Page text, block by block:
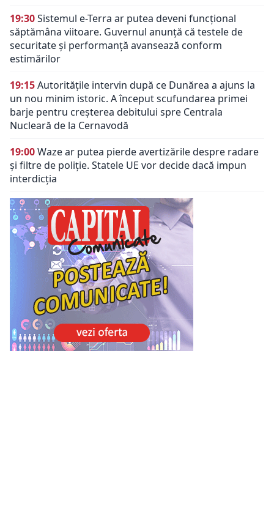
19:30Sistemul e-Terra ar putea deveni funcțional
săptămâna viitoare. Guvernul anunță că testele de
securitate și performanță avansează conform
estimărilor
19:15Autoritățile intervin după ce Dunărea a ajuns la
un nou minim istoric. A început scufundarea primei
barje pentru creșterea debitului spre Centrala
Nucleară de la Cernavodă
19:00Waze ar putea pierde avertizările despre radare
și filtre de poliție. Statele UE vor decide dacă impun
interdicția